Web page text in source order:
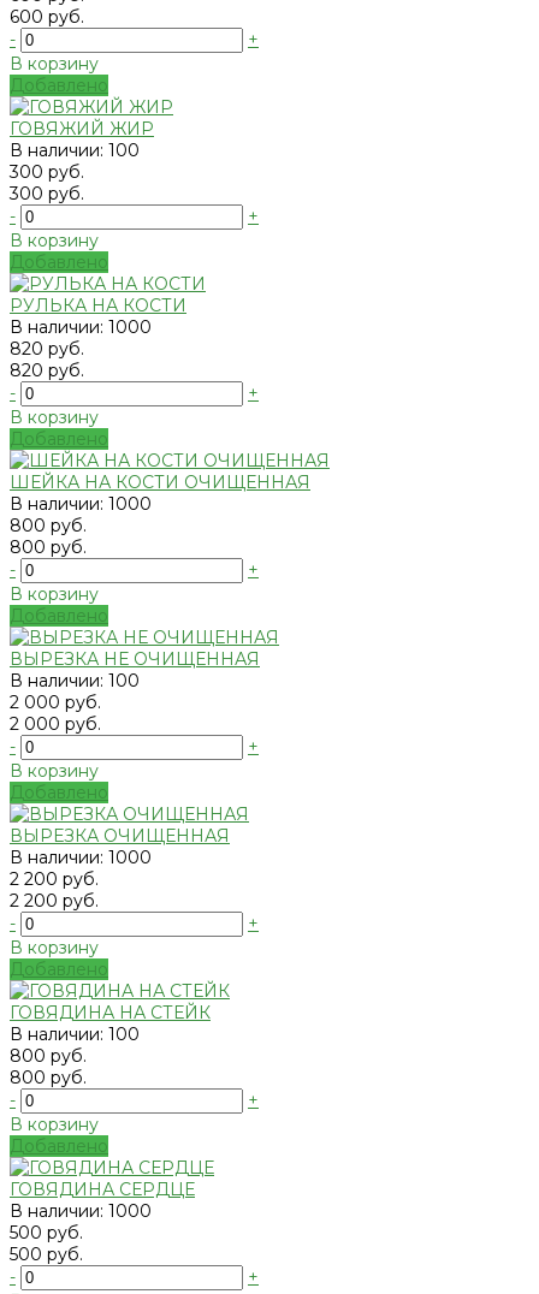
600 руб.
-
+
В корзину
Добавлено
ГОВЯЖИЙ ЖИР
В наличии: 100
300 руб.
300 руб.
-
+
В корзину
Добавлено
РУЛЬКА НА КОСТИ
В наличии: 1000
820 руб.
820 руб.
-
+
В корзину
Добавлено
ШЕЙКА НА КОСТИ ОЧИЩЕННАЯ
В наличии: 1000
800 руб.
800 руб.
-
+
В корзину
Добавлено
ВЫРЕЗКА НЕ ОЧИЩЕННАЯ
В наличии: 100
2 000 руб.
2 000 руб.
-
+
В корзину
Добавлено
ВЫРЕЗКА ОЧИЩЕННАЯ
В наличии: 1000
2 200 руб.
2 200 руб.
-
+
В корзину
Добавлено
ГОВЯДИНА НА СТЕЙК
В наличии: 100
800 руб.
800 руб.
-
+
В корзину
Добавлено
ГОВЯДИНА СЕРДЦЕ
В наличии: 1000
500 руб.
500 руб.
-
+